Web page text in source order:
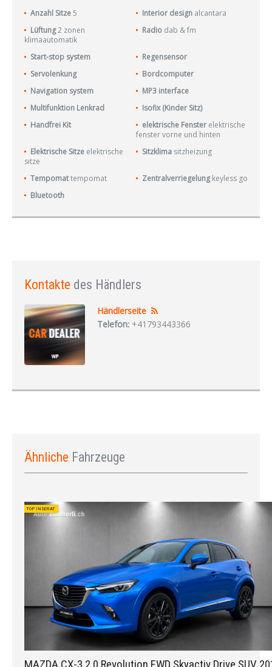
Anzahl Sitze 5 Interior design alcantara
Lüftung 2 zonen
klimaautomatik
Radio dab & fm
Start-stop system
Regensensor
Servolenkung
Bordcomputer
Navigation system
MP3 interface
Multifunktion Lenkrad
Isofix (Kinder Sitz)
Handfrei Kit
elektrische Fenster elektrische
fenster vorne und hinten
Elektrische Sitze elektrische
sitze
Sitzklima sitzheizung
Tempomat tempomat Zentralverriegelung keyless go
Bluetooth
Kontakte des Händlers
Händlerseite
Telefon: +41793443366
Ähnliche Fahrzeuge
TOP INSERAT